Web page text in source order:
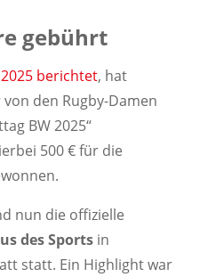
gebührt
berichtet, hat
den Rugby-Damen
BW 2025“
500 € für die
nun die offizielle
des Sportsin
statt. Ein Highlight war